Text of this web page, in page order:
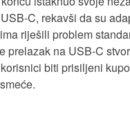
C, rekavši da su
riješili problem
prelazak na USB-C
biti prisiljeni